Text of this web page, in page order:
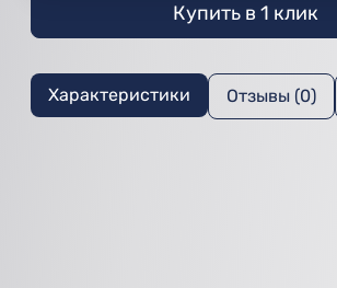
Купить в 1 клик
Характеристики Отзывы (0)